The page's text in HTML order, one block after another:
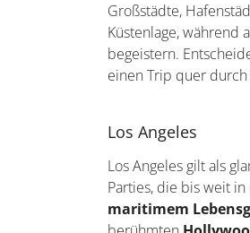
Großstädte,
Küstenlage, während
begeistern.
einen Trip quer
Los Angeles
Los Angeles gilt als
Parties, die bis weit
maritimem